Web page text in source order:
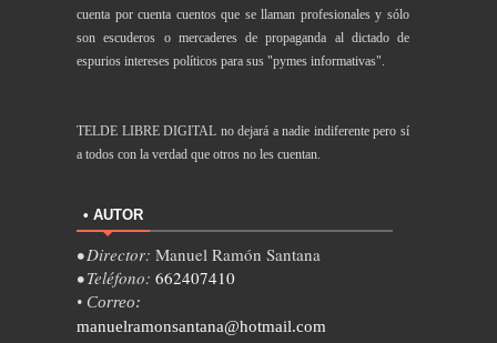
cuenta por cuenta cuentos que se llaman profesionales y sólo
son escuderos o mercaderes de propaganda al dictado de
espurios intereses políticos para sus "pymes informativas".
TELDE LIBRE DIGITAL no dejará a nadie indiferente pero sí
a todos con la verdad que otros no les cuentan.
• AUTOR
• Director: Manuel Ramón Santana
• Teléfono: 662407410
• Correo:
manuelramonsantana@hotmail.com